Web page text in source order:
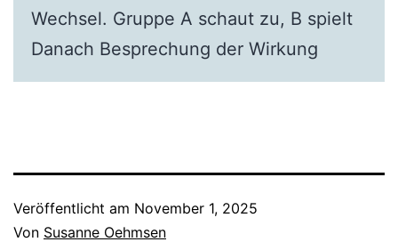
Wechsel. Gruppe A schaut zu, B spielt
Danach Besprechung der Wirkung
Veröffentlicht am November 1, 2025
Von Susanne Oehmsen